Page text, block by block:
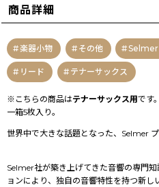
商品詳細
楽器小物 その他
リード テナーサックス
※こちらの商品はテナーサックス用です。
一箱5枚入り。
世界中で大きな話題となった、Selmer
Selmer社が築き上げてきた音響の専門
ョンにより、独自の音響特性を持つ新